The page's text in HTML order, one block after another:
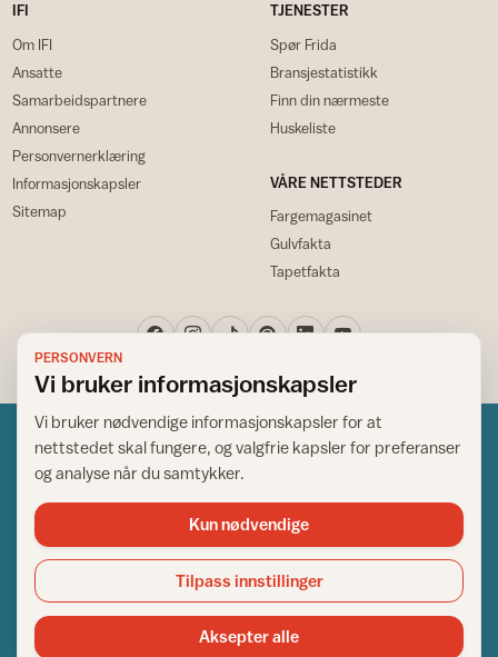
IFI
Om IFI
Ansatte
Samarbeidspartnere
Annonsere
Personvernerklæring
Informasjonskapsler
Sitemap
TJENESTER
Spør Frida
Bransjestatistikk
Finn din nærmeste
Huskeliste
VÅRE NETTSTEDER
Fargemagasinet
Gulvfakta
Tapetfakta
Norsk råd for hjem og bygg
Copyright © 1995-2026. All Rights Reserved.
Ansvarlig redaktør: Helge Bod Vangen
Utgiver: IFI - Norsk råd for hjem og bygg
PERSONVERN
Vi bruker informasjonskapsler
Vi bruker nødvendige informasjonskapsler for at
nettstedet skal fungere, og valgfrie kapsler for preferanser
og analyse når du samtykker.
Kun nødvendige
Tilpass innstillinger
Aksepter alle